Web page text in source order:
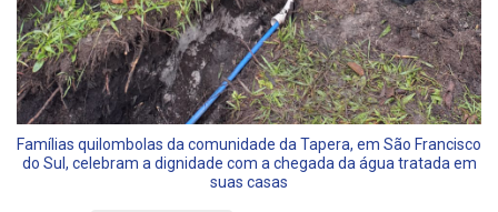
Famílias quilombolas da comunidade da Tapera, em São Francisco
do Sul, celebram a dignidade com a chegada da água tratada em
suas casas